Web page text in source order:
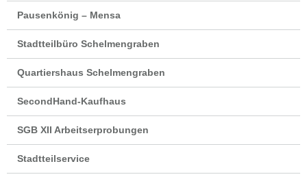
Pausenkönig – Mensa
Stadtteilbüro Schelmengraben
Quartiershaus Schelmengraben
SecondHand-Kaufhaus
SGB XII Arbeitserprobungen
Stadtteilservice